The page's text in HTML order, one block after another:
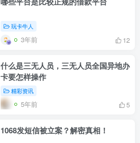
玩卡牛人
3年前 12
什么是三无人员，三无人员全国异地办
卡要怎样操作
精彩资讯
5年前 5
1068发短信被立案？解密真相！